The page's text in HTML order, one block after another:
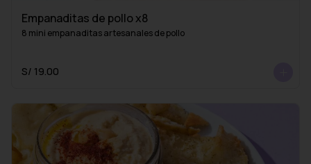
Empanaditas de pollo x8
8 mini empanaditas artesanales de pollo
S/ 19.00